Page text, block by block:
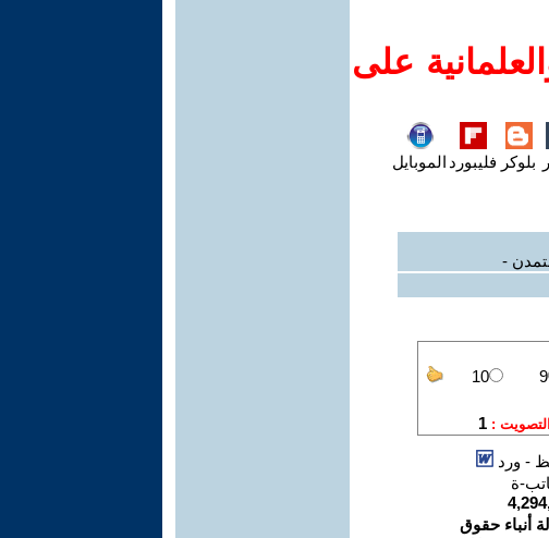
على
بلوكر فليبورد الموبايل
-
- ورد
ة